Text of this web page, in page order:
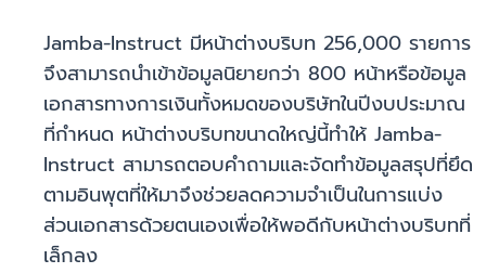
Jamba-Instruct มีหน้าต่างบริบท 256,000 รายการ
จึงสามารถนำเข้าข้อมูลนิยายกว่า 800 หน้าหรือข้อมูล
เอกสารทางการเงินทั้งหมดของบริษัทในปีงบประมาณ
ที่กำหนด หน้าต่างบริบทขนาดใหญ่นี้ทำให้ Jamba-
Instruct สามารถตอบคำถามและจัดทำข้อมูลสรุปที่ยึด
ตามอินพุตที่ให้มาจึงช่วยลดความจำเป็นในการแบ่ง
ส่วนเอกสารด้วยตนเองเพื่อให้พอดีกับหน้าต่างบริบทที่
เล็กลง